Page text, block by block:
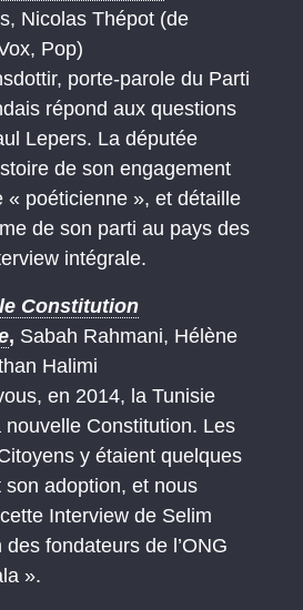
Nicolas Thépot (de
Pop)
porte-parole du Parti
répond aux questions
Lepers. La députée
de son engagement
« poéticienne », et détaille
de son parti au pays des
intégrale.
Constitution
, Sabah Rahmani, Hélène
Halimi
en 2014, la Tunisie
nouvelle Constitution. Les
y étaient quelques
son adoption, et nous
Interview de Selim
des fondateurs de l’ONG
».